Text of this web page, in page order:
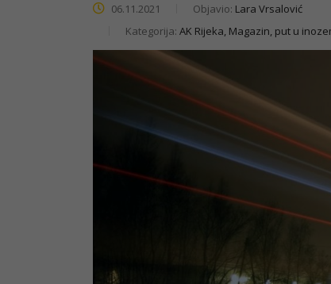
06.11.2021 Objavio: Lara Vrsalović
Kategorija: AK Rijeka, Magazin, put u